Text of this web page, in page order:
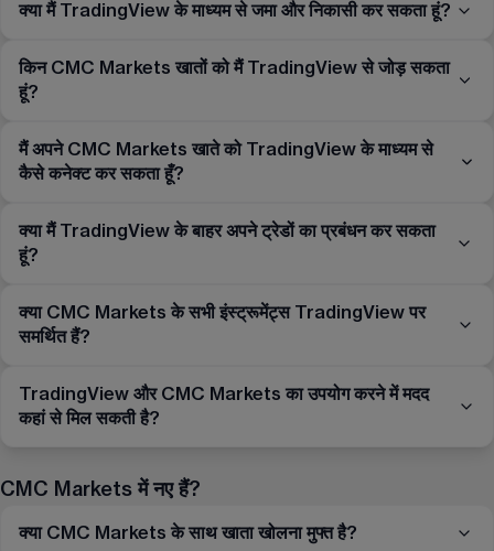
क्या मैं TradingView के माध्यम से जमा और निकासी कर सकता हूं?
किन CMC Markets खातों को मैं TradingView से जोड़ सकता
हूं?
मैं अपने CMC Markets खाते को TradingView के माध्यम से
कैसे कनेक्ट कर सकता हूँ?
क्या मैं TradingView के बाहर अपने ट्रेडों का प्रबंधन कर सकता
हूं?
क्या CMC Markets के सभी इंस्ट्रूमेंट्स TradingView पर
समर्थित हैं?
TradingView और CMC Markets का उपयोग करने में मदद
कहां से मिल सकती है?
CMC Markets में नए हैं?
क्या CMC Markets के साथ खाता खोलना मुफ्त है?